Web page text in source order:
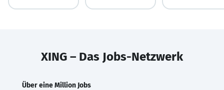
XING – Das Jobs-Netzwerk
Über eine Million Jobs